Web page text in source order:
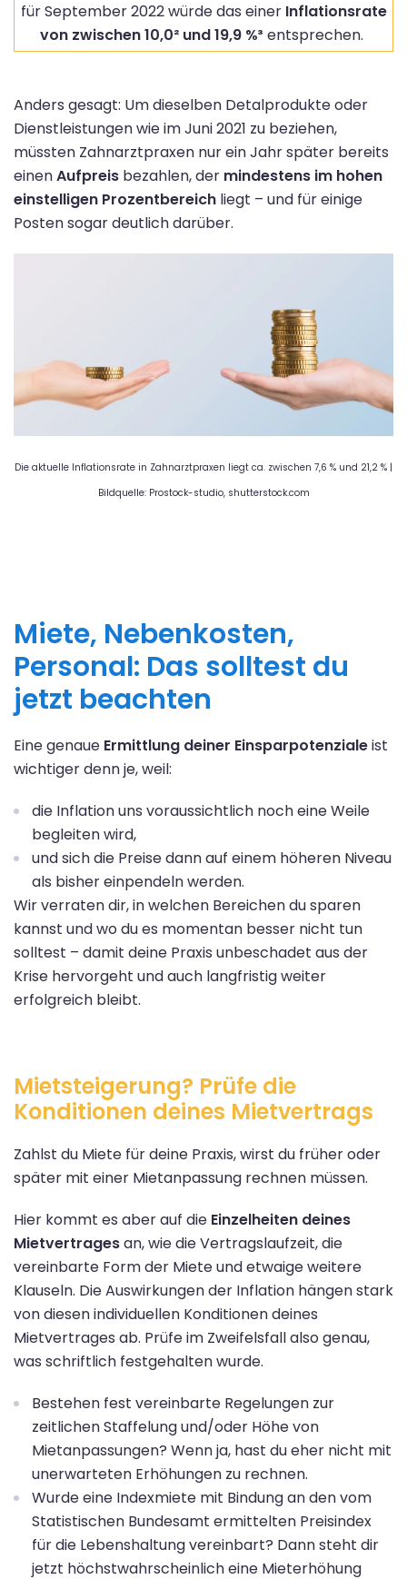
für September 2022 würde das einer Inflationsrate
von zwischen 10,0² und 19,9 %³ entsprechen.
Anders gesagt: Um dieselben Detalprodukte oder
Dienstleistungen wie im Juni 2021 zu beziehen,
müssten Zahnarztpraxen nur ein Jahr später bereits
einenAufpreis bezahlen, der mindestens im hohen
einstelligen Prozentbereich liegt – und für einige
Posten sogar deutlich darüber.
Die aktuelle Inflationsrate in Zahnarztpraxen liegt ca. zwischen 7,6 % und 21,2 % |
Bildquelle: Prostock-studio, shutterstock.com
Miete, Nebenkosten,
Personal: Das solltest du
jetzt beachten
Eine genaue Ermittlung deiner Einsparpotenzialeist
wichtiger denn je, weil:
die Inflation uns voraussichtlich noch eine Weile
begleiten wird,
und sich die Preise dann auf einem höheren Niveau
als bisher einpendeln werden.
Wir verraten dir, in welchen Bereichen du sparen
kannst und wo du es momentan besser nicht tun
solltest – damit deine Praxis unbeschadet aus der
Krise hervorgeht und auch langfristig weiter
erfolgreich bleibt.
Mietsteigerung? Prüfe die
Konditionen deines Mietvertrags
Zahlst du Miete für deine Praxis, wirst du früher oder
später mit einer Mietanpassung rechnen müssen.
Hier kommt es aber auf die Einzelheiten deines
Mietvertragesan, wie die Vertragslaufzeit, die
vereinbarte Form der Miete und etwaige weitere
Klauseln. Die Auswirkungen der Inflation hängen stark
von diesen individuellen Konditionen deines
Mietvertrages ab. Prüfe im Zweifelsfall also genau,
was schriftlich festgehalten wurde.
Bestehen fest vereinbarte Regelungen zur
zeitlichen Staffelung und/oder Höhe von
Mietanpassungen? Wenn ja, hast du eher nicht mit
unerwarteten Erhöhungen zu rechnen.
Wurde eine Indexmiete mit Bindung an den vom
Statistischen Bundesamt ermittelten Preisindex
für die Lebenshaltung vereinbart? Dann steht dir
jetzt höchstwahrscheinlich eine Mieterhöhung